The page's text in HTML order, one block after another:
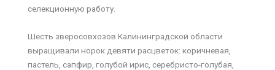
селекционную работу.
Шесть зверосовхозов Калининградской области
выращивали норок девяти расцветок: коричневая,
пастель, сапфир, голубой ирис, серебристо-голубая,